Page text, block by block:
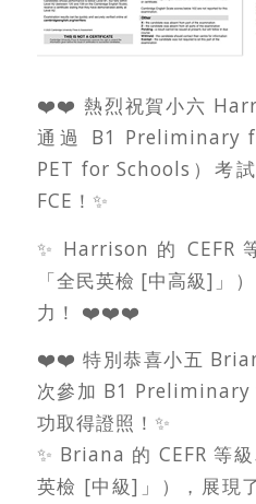
❤️❤️ 熱烈祝賀小六
通過 B1 Preliminary
PET for Schools）考
FCE！✨
✨ Harrison 的 CEFR
「全民英檢 [中高級]」
力！ ❤️❤️❤️
❤️❤️ 特別恭喜小五
次參加 B1 Preliminary
功取得證照！✨
✨ Briana 的 CEFR 等
英檢 [中級]」），展現